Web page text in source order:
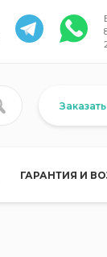
ГАРАНТИЯ И